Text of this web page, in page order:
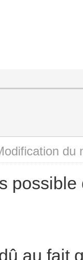
du
au fait